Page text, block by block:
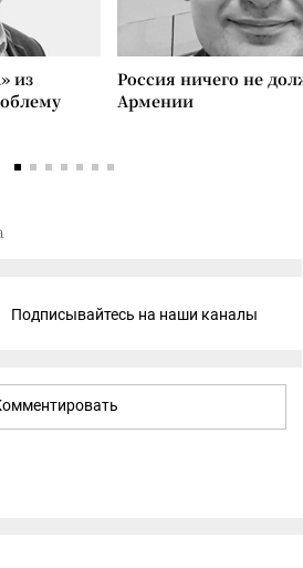
из
Россия ничего не
Армении
Подписывайтесь на наши каналы